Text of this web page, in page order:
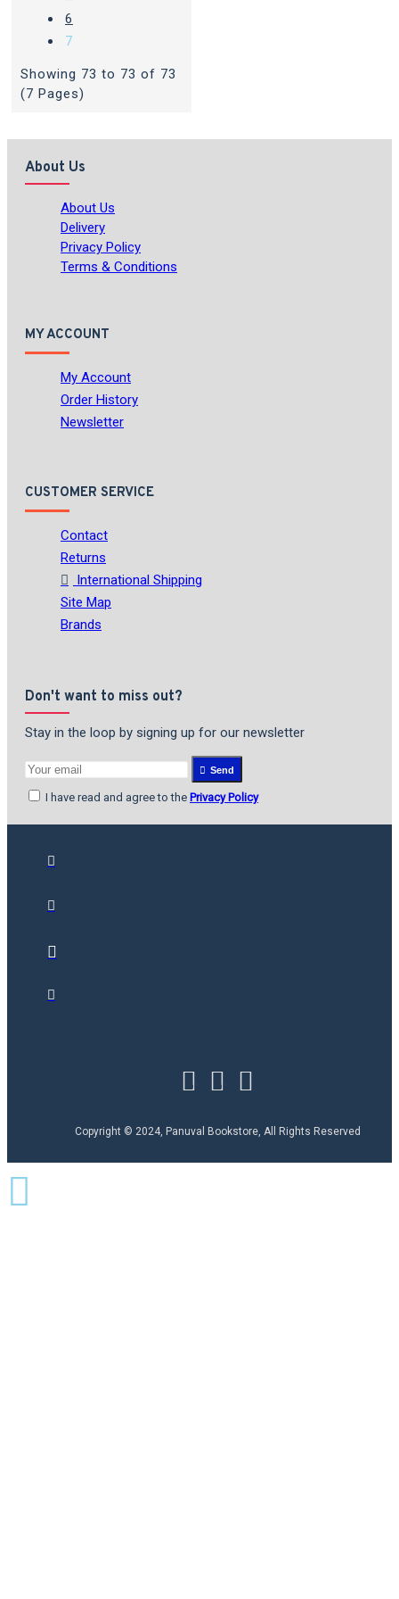
6
7
Showing 73 to 73 of 73
(7 Pages)
About Us
About Us
Delivery
Privacy Policy
Terms & Conditions
MY ACCOUNT
My Account
Order History
Newsletter
CUSTOMER SERVICE
Contact
Returns
International Shipping
Site Map
Brands
Don't want to miss out?
Stay in the loop by signing up for our newsletter
Send
I have read and agree to the Privacy Policy
Copyright © 2024, Panuval Bookstore, All Rights Reserved